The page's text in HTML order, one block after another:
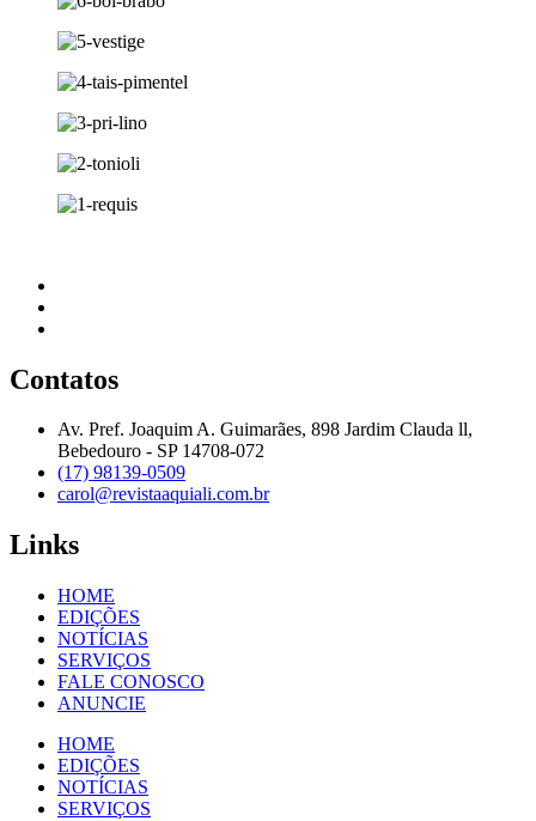
Contatos
Av. Pref. Joaquim A. Guimarães, 898 Jardim Clauda ll,
Bebedouro - SP 14708-072
(17) 98139-0509
carol@revistaaquiali.com.br
Links
HOME
EDIÇÕES
NOTÍCIAS
SERVIÇOS
FALE CONOSCO
ANUNCIE
HOME
EDIÇÕES
NOTÍCIAS
SERVIÇOS